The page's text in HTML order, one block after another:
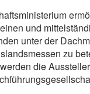
und
unter der
zu
die